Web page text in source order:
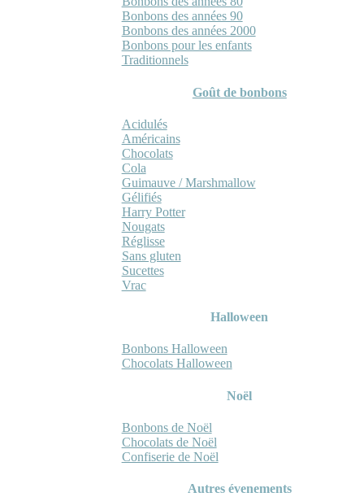
Bonbons des années 90
Bonbons des années 2000
Bonbons pour les enfants
Traditionnels
Goût de bonbons
Acidulés
Américains
Chocolats
Cola
Guimauve / Marshmallow
Gélifiés
Harry Potter
Nougats
Réglisse
Sans gluten
Sucettes
Vrac
Halloween
Bonbons Halloween
Chocolats Halloween
Noël
Bonbons de Noël
Chocolats de Noël
Confiserie de Noël
Autres évenements